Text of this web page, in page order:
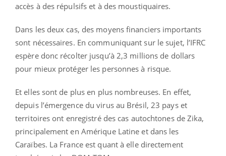
accès à des répulsifs et à des moustiquaires.
Dans les deux cas, des moyens financiers importants
sont nécessaires. En communiquant sur le sujet, l’IFRC
espère donc récolter jusqu’à 2,3 millions de dollars
pour mieux protéger les personnes à risque.
Et elles sont de plus en plus nombreuses. En effet,
depuis l’émergence du virus au Brésil, 23 pays et
territoires ont enregistré des cas autochtones de Zika,
principalement en Amérique Latine et dans les
Caraïbes. La France est quant à elle directement